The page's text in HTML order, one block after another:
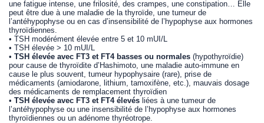
une fatigue intense, une frilosité, des crampes, une constipation… Elle
peut être due à une maladie de la thyroïde, une tumeur de
l’antéhypophyse ou en cas d’insensibilité de l’hypophyse aux hormones
thyroïdiennes.
• TSH modérément élevée entre 5 et 10 mUI/L
• TSH élevée > 10 mUI/L
•TSH élevée avec FT3 et FT4 basses ou normales (hypothyroïdie)
pour cause de thyroïdite d’Hashimoto, une maladie auto-immune en
cause le plus souvent, tumeur hypophysaire (rare), prise de
médicaments (amiodarone, lithium, tamoxifène, etc.), mauvais dosage
des médicaments de remplacement thyroïdien
•TSH élevée avec FT3 et FT4 élevés liées à une tumeur de
l’antéhypophyse ou une insensibilité de l’hypophyse aux hormones
thyroïdiennes ou un adénome thyréotrope.